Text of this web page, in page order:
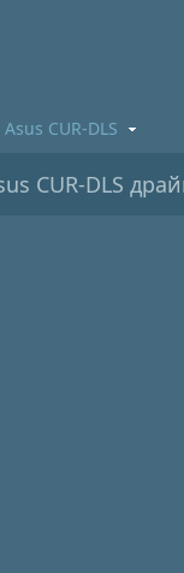
Asus CUR-DLS
CUR-DLS